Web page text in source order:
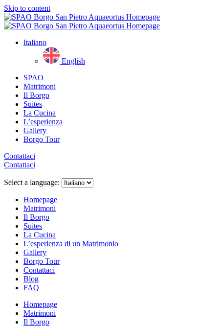
Skip to content
Italiano
English
SPAO
Matrimoni
Il Borgo
Suites
La Cucina
L’esperienza
Gallery
Borgo Tour
Contattaci
Contattaci
menu
Select a language:
Homepage
Matrimoni
Il Borgo
Suites
La Cucina
L’esperienza di un Matrimonio
Gallery
Borgo Tour
Contattaci
Blog
FAQ
Homepage
Matrimoni
Il Borgo